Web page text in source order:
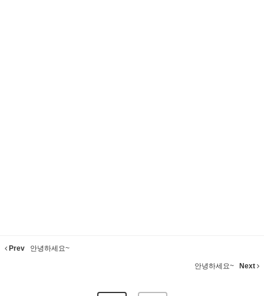
Prev 안녕하세요~
안녕하세요~ Next